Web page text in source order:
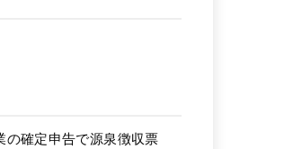
の確定申告で源泉徴収票